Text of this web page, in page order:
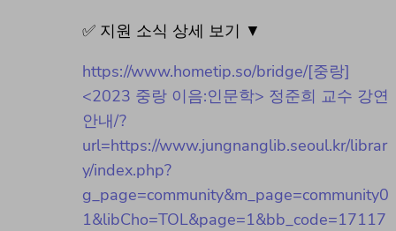
✅ 지원 소식 상세 보기 ▼
https://www.hometip.so/bridge/[중랑]
<2023 중랑 이음:인문학> 정준희 교수 강연
안내/?
url=https://www.jungnanglib.seoul.kr/librar
y/index.php?
g_page=community&m_page=community0
1&libCho=TOL&page=1&bb_code=17117